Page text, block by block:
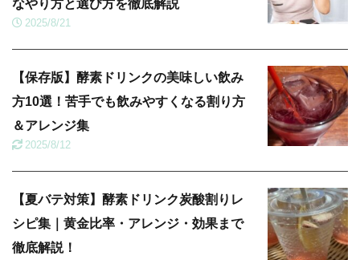
なやり方と選び方を徹底解説
2025/8/21
【保存版】酵素ドリンクの美味しい飲み
方10選！苦手でも飲みやすくなる割り方
＆アレンジ集
2025/8/12
【夏バテ対策】酵素ドリンク炭酸割りレ
シピ集｜黄金比率・アレンジ・効果まで
徹底解説！